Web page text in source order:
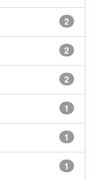
2
2
2
1
1
1